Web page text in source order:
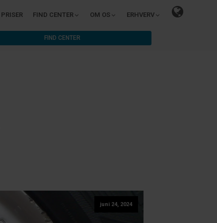
PRISER FIND CENTER OM OS ERHVERV
FIND CENTER
juni 24, 2024